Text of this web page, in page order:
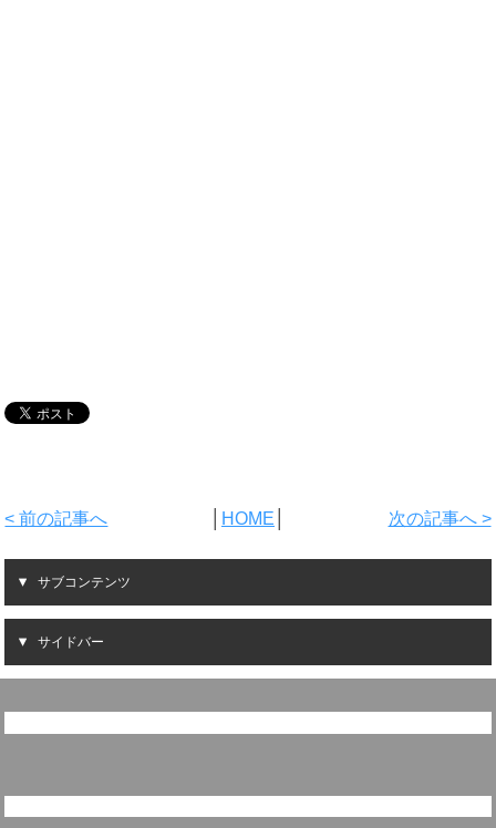
< 前の記事へ HOME 次の記事へ >
サブコンテンツ
サイドバー